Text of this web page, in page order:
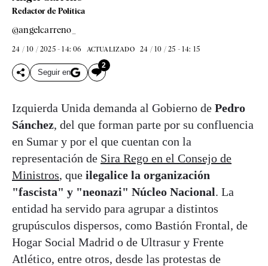
Redactor de Política
@angelcarreno_
24 / 10 / 2025 - 14: 06 ACTUALIZADO 24 / 10 / 25 - 14: 15
Seguir en
2
Izquierda Unida demanda al Gobierno de Pedro
Sánchez, del que forman parte por su confluencia
en Sumar y por el que cuentan con la
representación de Sira Rego en el Consejo de
Ministros, que ilegalice la organización
"fascista" y "neonazi" Núcleo Nacional. La
entidad ha servido para agrupar a distintos
grupúsculos dispersos, como Bastión Frontal, de
Hogar Social Madrid o de Ultrasur y Frente
Atlético, entre otros, desde las protestas de